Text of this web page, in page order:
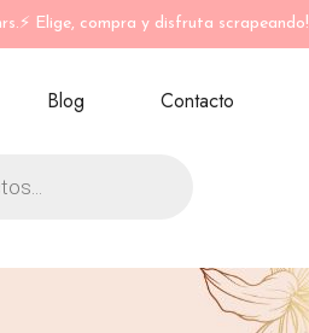
Elige, compra y disfruta scrapeando!
Blog Contacto